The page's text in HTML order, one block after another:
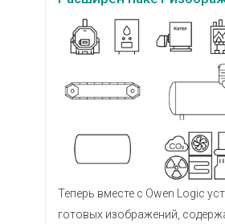
Теперь вместе с Owen Logic
готовых изображений,